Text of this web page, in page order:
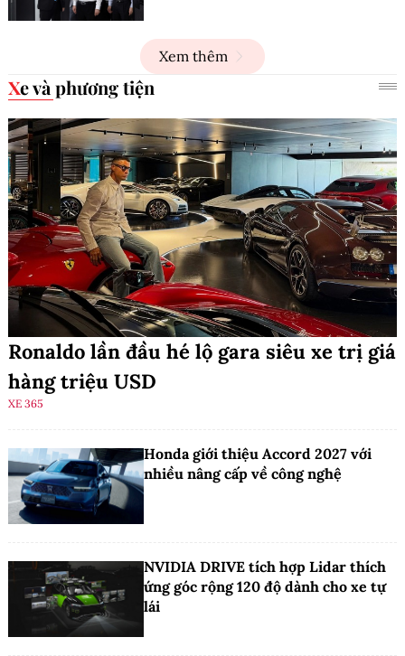
Xem thêm
Xe và phương tiện
Ronaldo lần đầu hé lộ gara siêu xe trị giá
hàng triệu USD
XE 365
Honda giới thiệu Accord 2027 với
nhiều nâng cấp về công nghệ
NVIDIA DRIVE tích hợp Lidar thích
ứng góc rộng 120 độ dành cho xe tự
lái